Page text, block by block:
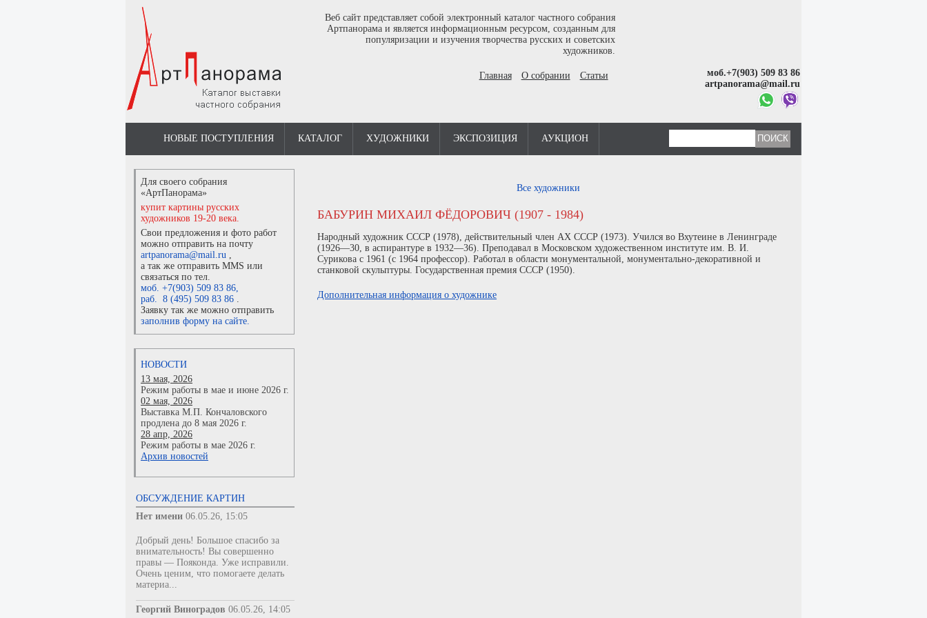
Веб сайт представляет собой электронный каталог частного собрания
Артпанорама и является информационным ресурсом, созданным для
популяризации и изучения творчества русских и советских
художников.
Главная О собрании Статьи
моб.+7(903) 509 83 86
artpanorama@mail.ru
НОВЫЕ ПОСТУПЛЕНИЯ КАТАЛОГ ХУДОЖНИКИ ЭКСПОЗИЦИЯ АУКЦИОН
Для своего собрания
«АртПанорама»
купит картины русских
художников 19-20 века.
Свои предложения и фото работ
можно отправить на почту
artpanorama@mail.ru ,
а так же отправить MMS или
связаться по тел.
моб. +7(903) 509 83 86,
раб. 8 (495) 509 83 86 .
Заявку так же можно отправить
заполнив форму на сайте.
НОВОСТИ
13 мая, 2026
Режим работы в мае и июне 2026 г.
02 мая, 2026
Выставка М.П. Кончаловского
продлена до 8 мая 2026 г.
28 апр, 2026
Режим работы в мае 2026 г.
Архив новостей
ОБСУЖДЕНИЕ КАРТИН
Нет имени 06.05.26, 15:05
Добрый день! Большое спасибо за
внимательность! Вы совершенно
правы — Пояконда. Уже исправили.
Очень ценим, что помогаете делать
материа...
Георгий Виноградов 06.05.26, 14:05
Все художники
БАБУРИН МИХАИЛ ФЁДОРОВИЧ (1907 - 1984)
Народный художник СССР (1978), действительный член АХ СССР (1973). Учился во Вхутеине в Ленинграде
(1926—30, в аспирантуре в 1932—36). Преподавал в Московском художественном институте им. В. И.
Сурикова с 1961 (с 1964 профессор). Работал в области монументальной, монументально-декоративной и
станковой скульптуры. Государственная премия СССР (1950).
Дополнительная информация о художнике